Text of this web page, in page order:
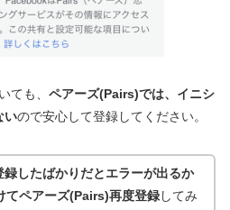
ても、 ペアーズ(Pairs)では、イニシ
いので安心して登録してください。
したばかりだとエラーが出るか
てペアーズ(Pairs)再度登録してみ